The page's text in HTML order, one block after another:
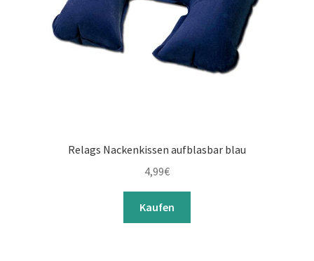
Relags Nackenkissen aufblasbar blau
4,99€
Kaufen